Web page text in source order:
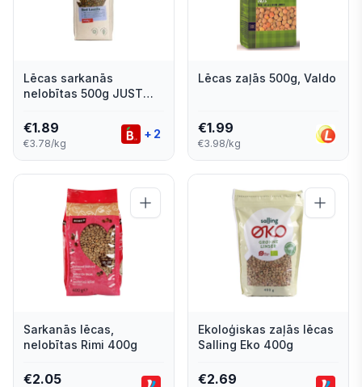
Lēcas sarkanās
nelobītas 500g JUST
€1.89
€3.78/kg
+ 2
Lēcas zaļās 500g, Valdo
€1.99
€3.98/kg
Sarkanās lēcas,
nelobītas Rimi 400g
€2.05
Ekoloģiskas zaļās lēcas
Salling Eko 400g
€2.69